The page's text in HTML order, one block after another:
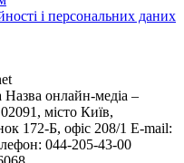
і персональних даних
Назва онлайн-медіа –
місто Київ,
Б, офіс 208/1 E-mail:
044-205-43-00